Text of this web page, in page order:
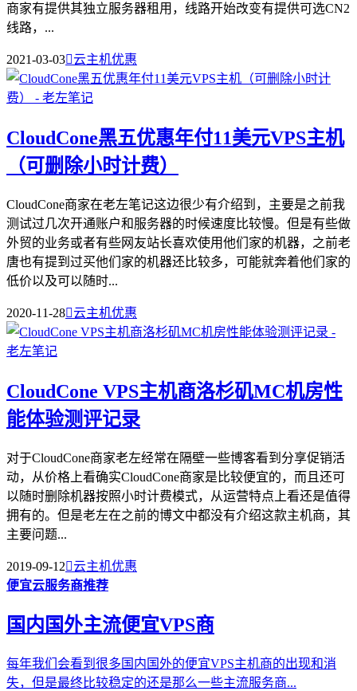
商家有提供其独立服务器租用，线路开始改变有提供可选CN2
线路，...
2021-03-03云主机优惠
CloudCone黑五优惠年付11美元VPS主机
（可删除小时计费）
CloudCone商家在老左笔记这边很少有介绍到，主要是之前我
测试过几次开通账户和服务器的时候速度比较慢。但是有些做
外贸的业务或者有些网友站长喜欢使用他们家的机器，之前老
唐也有提到过买他们家的机器还比较多，可能就奔着他们家的
低价以及可以随时...
2020-11-28云主机优惠
CloudCone VPS主机商洛杉矶MC机房性
能体验测评记录
对于CloudCone商家老左经常在隔壁一些博客看到分享促销活
动，从价格上看确实CloudCone商家是比较便宜的，而且还可
以随时删除机器按照小时计费模式，从运营特点上看还是值得
拥有的。但是老左在之前的博文中都没有介绍这款主机商，其
主要问题...
2019-09-12云主机优惠
便宜云服务商推荐
国内国外主流便宜VPS商
每年我们会看到很多国内国外的便宜VPS主机商的出现和消
失，但是最终比较稳定的还是那么一些主流服务商...